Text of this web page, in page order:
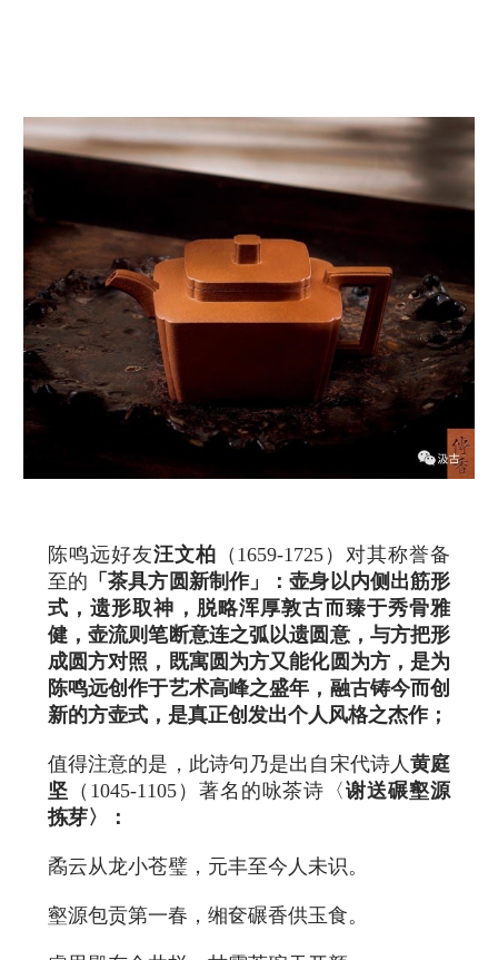
陈鸣远好友汪文柏 （1659-1725）对其称誉备
至的 「茶具方圆新制作」：壶身以内侧出筋形
式，遗形取神，脱略浑厚敦古而臻于秀骨雅
健，壶流则笔断意连之弧以遗圆意，与方把形
成圆方对照，既寓圆为方又能化圆为方，是为
陈鸣远创作于艺术高峰之盛年，融古铸今而创
新的方壶式，是真正创发出个人风格之杰作；
值得注意的是，此诗句乃是出自宋代诗人黄庭
坚 （1045-1105）著名的咏茶诗〈谢送碾壑源
拣芽〉：
矞云从龙小苍璧，元丰至今人未识。
壑源包贡第一春，缃奁碾香供玉食。